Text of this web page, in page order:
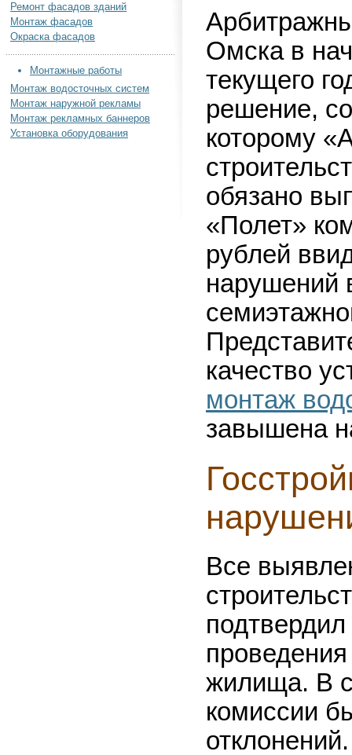
Ремонт фасадов зданий
Монтаж фасадов
Окраска фасадов
Монтажные работы
Монтаж водосточных систем
Монтаж наружной рекламы
Монтаж рекламных баннеров
Установка оборудования
Омска в
текущего
решение,
которому
обязано
«Полет»
рублей
нарушений
качество
монтаж
завышена
Все
жилища. В
комиссии